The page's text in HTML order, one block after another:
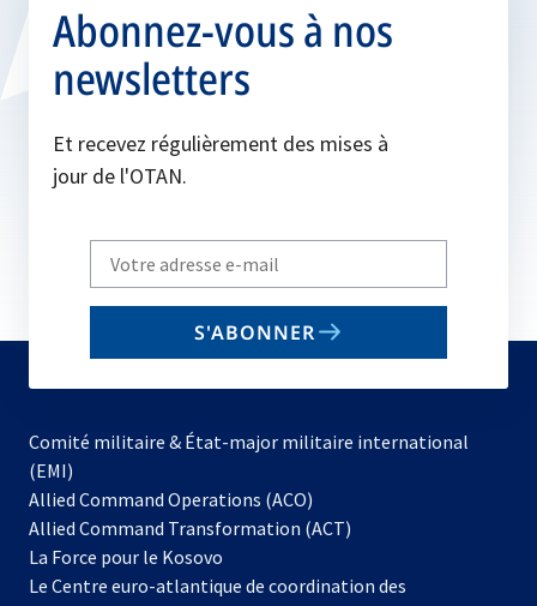
Abonnez-vous à nos
newsletters
Et recevez régulièrement des mises à
jour de l'OTAN.
Write
your
email
S'ABONNER
Comité militaire & État-major militaire international
(EMI)
Allied Command Operations (ACO)
dans
nouvel
Allied Command Transformation (ACT)
La Force pour le Kosovo
dans
Le Centre euro-atlantique de coordination des